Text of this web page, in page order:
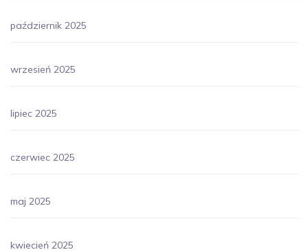
październik 2025
wrzesień 2025
lipiec 2025
czerwiec 2025
maj 2025
kwiecień 2025